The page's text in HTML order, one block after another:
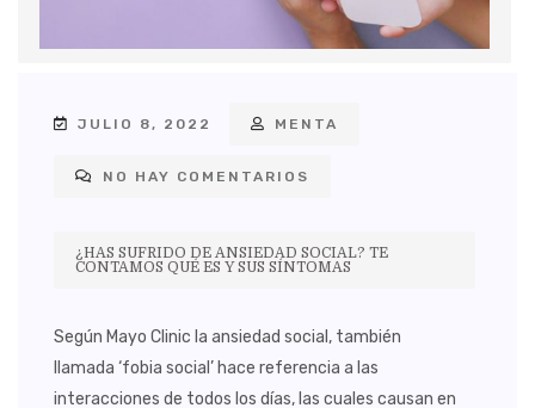
JULIO 8, 2022 MENTA
NO HAY COMENTARIOS
¿HAS SUFRIDO DE ANSIEDAD SOCIAL? TE
CONTAMOS QUÉ ES Y SUS SÍNTOMAS
Según Mayo Clinic la ansiedad social, también
llamada ‘fobia social’ hace referencia a las
interacciones de todos los días, las cuales causan en